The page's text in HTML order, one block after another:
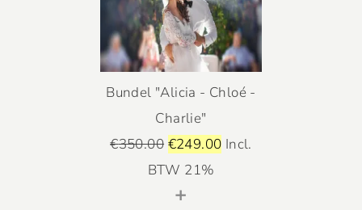
Bundel "Alicia - Chloé -
Charlie"
€350.00 €249.00 Incl.
BTW 21%
+